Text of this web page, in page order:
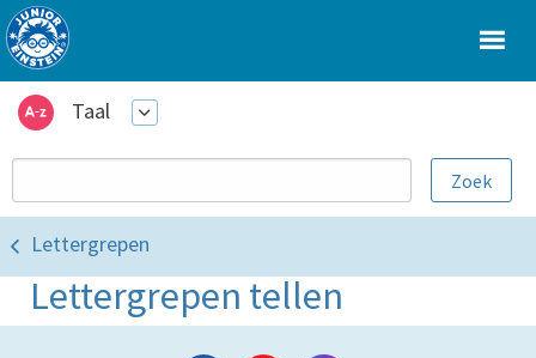
Taal
Lettergrepen
Lettergrepen tellen